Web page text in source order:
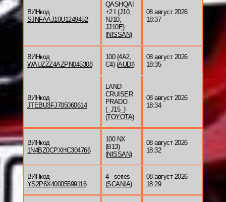
ВИНкод
SJNFAAJ10U1249452
QASHQAI
+2 I (J10,
NJ10,
JJ10E)
(NISSAN)
08 август 2026
18:37
ВИНкод
WAUZZZ4AZPN045308
100 (4A2,
C4) (AUDI )
08 август 2026
18:35
ВИНкод
JTEBU3FJ705060614
LAND
CRUISER
PRADO
(_J15_)
(TOYOTA)
08 август 2026
18:34
ВИНкод
1N4BZ0CPXHC304766
100 NX
(B13)
(NISSAN)
08 август 2026
18:32
ВИНкод
YS2P6X40005599116
4 - series
(SCANIA)
08 август 2026
18:29